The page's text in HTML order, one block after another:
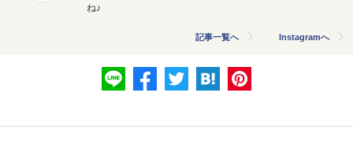
ね♪
記事一覧へ Instagramへ